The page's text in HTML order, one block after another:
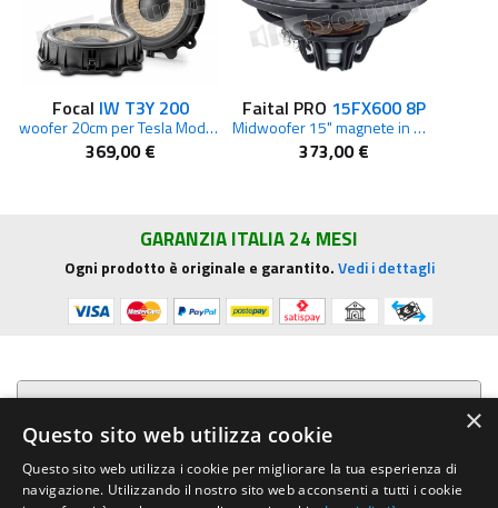
Focal IW T3Y 200
woofer 20cm per Tesla Model 3 e Y
369,00 €
Faital PRO 15FX600 8P
Midwoofer 15" magnete in Neodimio 8ohm
373,00 €
GARANZIA ITALIA 24 MESI
Ogni prodotto è originale e garantito.Vedi i dettagli
Presentazione aziendale
Acquista su R.G. Sound
×
Questo sito web utilizza cookie
Questo sito web utilizza i cookie per migliorare la tua esperienza di
navigazione. Utilizzando il nostro sito web acconsenti a tutti i cookie